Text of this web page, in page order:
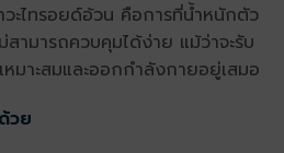
ะไทรอยด์อ้วน คือการที่น้ำหนักตัว
สามารถควบคุมได้ง่าย แม้ว่าจะรับ
หมาะสมและออกกำลังกายอยู่เสมอ
วย